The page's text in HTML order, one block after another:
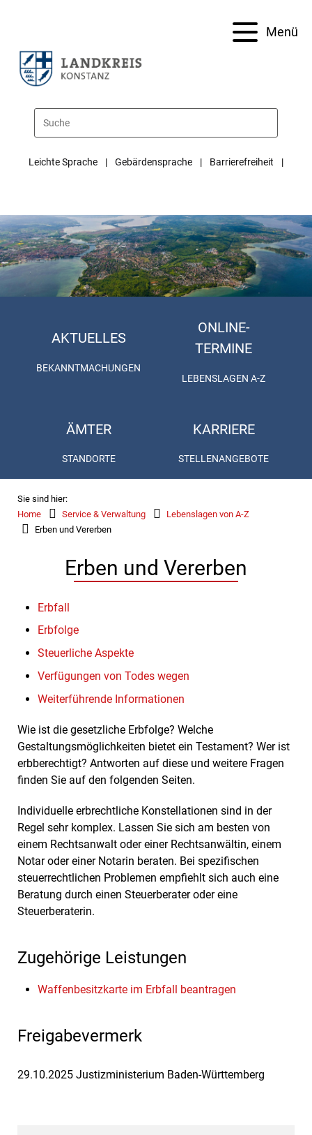
Menü
Leichte Sprache Gebärdensprache Barrierefreiheit
AKTUELLES
BEKANNTMACHUNGEN
ONLINE-
TERMINE
LEBENSLAGEN A-Z
ÄMTER
STANDORTE
KARRIERE
STELLENANGEBOTE
Sie sind hier:
Home
Service & Verwaltung
Lebenslagen von A-Z
Erben und Vererben
Erben und Vererben
Erbfall
Erbfolge
Steuerliche Aspekte
Verfügungen von Todes wegen
Weiterführende Informationen
Wie ist die gesetzliche Erbfolge? Welche
Gestaltungsmöglichkeiten bietet ein Testament? Wer ist
erbberechtigt? Antworten auf diese und weitere Fragen
finden Sie auf den folgenden Seiten.
Individuelle erbrechtliche Konstellationen sind in der
Regel sehr komplex. Lassen Sie sich am besten von
einem Rechtsanwalt oder einer Rechtsanwältin, einem
Notar oder einer Notarin beraten. Bei spezifischen
steuerrechtlichen Problemen empfiehlt sich auch eine
Beratung durch einen Steuerberater oder eine
Steuerberaterin.
Zugehörige Leistungen
Waffenbesitzkarte im Erbfall beantragen
Freigabevermerk
29.10.2025 Justizministerium Baden-Württemberg